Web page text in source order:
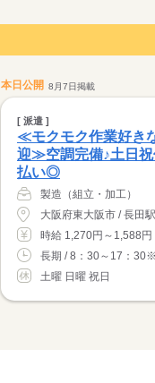
本日公開 8月7日掲載
[ 派遣 ]
≪モクモク作業好き
迎≫空調完備♪土日祝
払い◎
製造（組立・加工）
時給 1,270円～1,588円
長期 / 8：30～17：
土曜 日曜 祝日